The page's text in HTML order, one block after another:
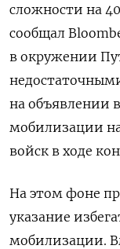
сложности на
сообщал
в окружении
на объявлении
мобилизации
войск в ходе
На этом фоне
указание
мобилизации.